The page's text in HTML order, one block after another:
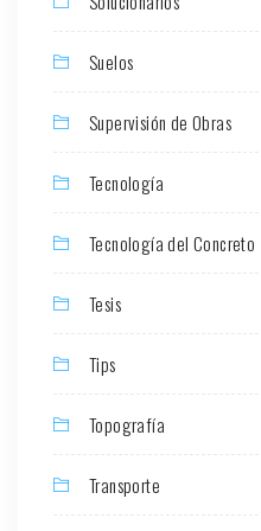
Suelos
Supervisión de Obras
Tecnología
Tecnología del Concreto
Tesis
Tips
Topografía
Transporte